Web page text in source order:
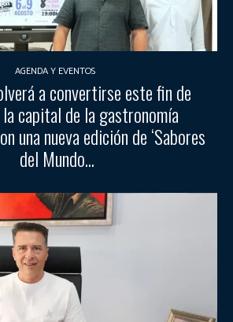
AGENDA Y EVENTOS
a convertirse este fin de
la capital de la gastronomía
una nueva edición de ‘Sabores
del Mundo...